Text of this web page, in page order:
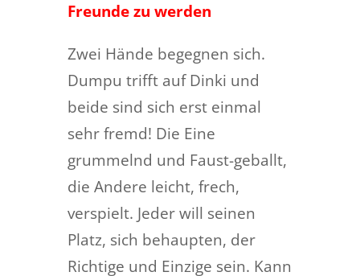
Freunde zu werden
Zwei Hände begegnen sich.
Dumpu trifft auf Dinki und
beide sind sich erst einmal
sehr fremd! Die Eine
grummelnd und Faust-geballt,
die Andere leicht, frech,
verspielt. Jeder will seinen
Platz, sich behaupten, der
Richtige und Einzige sein. Kann